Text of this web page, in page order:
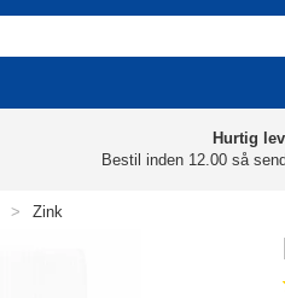
Hurtig
Bestil inden 12.00 så
> Zink